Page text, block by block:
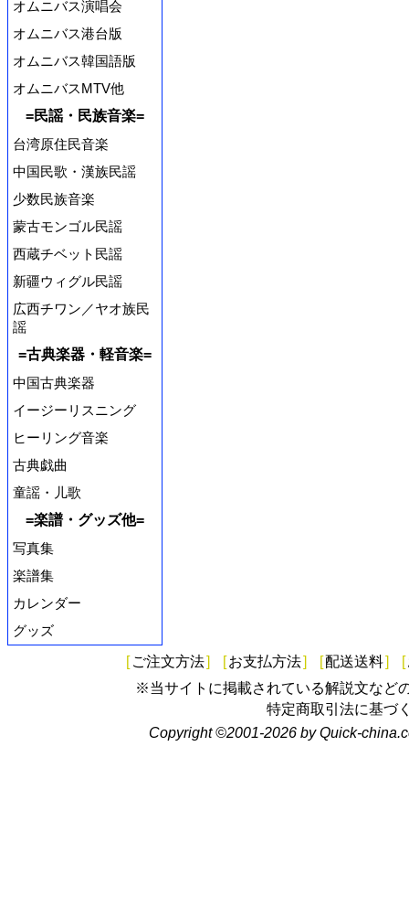
オムニバス演唱会
オムニバス港台版
オムニバス韓国語版
オムニバスMTV他
=民謡・民族音楽=
台湾原住民音楽
中国民歌・漢族民謡
少数民族音楽
蒙古モンゴル民謡
西蔵チベット民謡
新疆ウィグル民謡
広西チワン／ヤオ族民
謡
=古典楽器・軽音楽=
中国古典楽器
イージーリスニング
ヒーリング音楽
古典戯曲
童謡・儿歌
=楽譜・グッズ他=
写真集
楽譜集
カレンダー
グッズ
[ ご注文方法] [お支払方法] [配送送料] [
※当サイトに掲載されている解説文など
特定商取引法に基づ
Copyright ©2001-2026 by Quick-